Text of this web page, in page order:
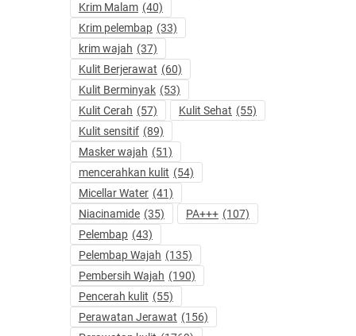
Krim Malam (40)
Krim pelembap (33)
krim wajah (37)
Kulit Berjerawat (60)
Kulit Berminyak (53)
Kulit Cerah (57) Kulit Sehat (55)
Kulit sensitif (89)
Masker wajah (51)
mencerahkan kulit (54)
Micellar Water (41)
Niacinamide (35) PA+++ (107)
Pelembap (43)
Pelembap Wajah (135)
Pembersih Wajah (190)
Pencerah kulit (55)
Perawatan Jerawat (156)